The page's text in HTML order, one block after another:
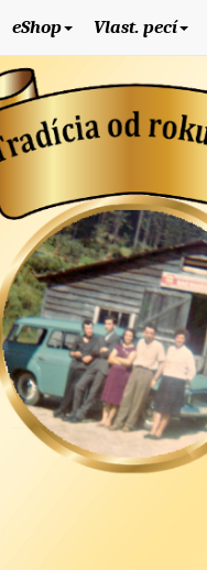
eShop Vlast. pecí